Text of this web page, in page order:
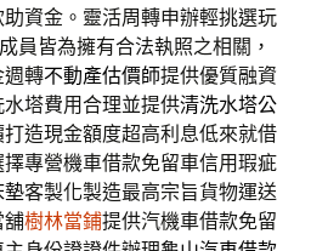
資金。靈活周轉申辦輕挑選玩
成員皆為擁有合法執照之相關，
週轉不動產估價師提供優質融資
塔費用合理並提供清洗水塔公
造現金額度超高利息低來就借
擇專營機車借款免留車信用瑕疵
墊客製化製造最高宗旨貨物運送
舖樹林當鋪提供汽機車借款免留